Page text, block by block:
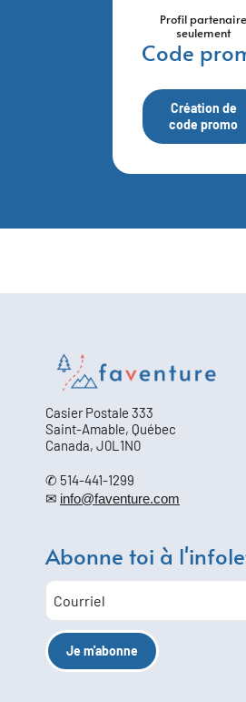
Profil partenaire
seulement
Code
Création de
code promo
Casier Postale 333
Saint-Amable, Québec
Canada, J0L1N0
✆ 514-441-1299
✉ info@faventure.com
Abonne toi à